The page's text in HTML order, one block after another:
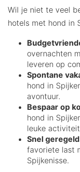
Wil je niet te veel
hotels met hond in
overnachten
leveren op
Spontane
hond in
avontuur.
Bespaar op
hond in
leuke
Snel geregeld
favoriete last
Spijkenisse.